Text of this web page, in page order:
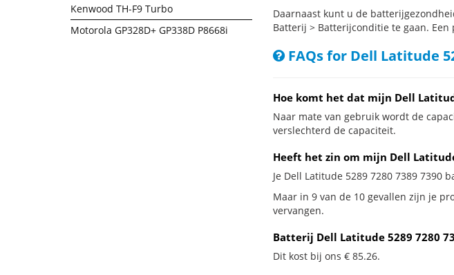
Kenwood TH-F9 Turbo
Motorola GP328D+ GP338D P8668i
Daarnaast kunt u de
Batterij > Batterijconditie te gaan.
FAQs for Dell Latitude
Hoe komt het dat mijn Dell
Naar mate van gebruik wordt de
verslechterd de capaciteit.
Heeft het zin om mijn Dell
Je Dell Latitude 5289 7280 7389
Maar in 9 van de 10 gevallen zijn je
vervangen.
Batterij Dell Latitude 5289 7280
Dit kost bij ons € 85.26.